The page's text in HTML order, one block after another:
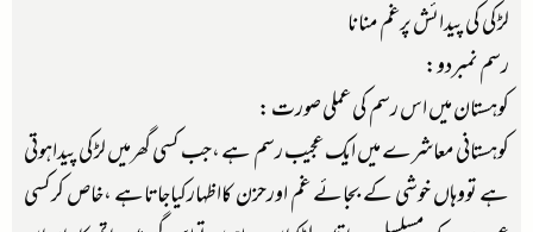
لڑکی کی پیدائش پرغم منانا
رسم نمبردو:
کوہستان میں اس رسم کی عملی صورت :
کوہستانی معاشرے میں ایک عجیب رسم ہے ،جب کسی گھرمیں لڑکی پیداہوتی
ہے تووہاں خوشی کے بجائے غم اورحزن کااظہارکیاجاتاہے ،خاص کرکسی